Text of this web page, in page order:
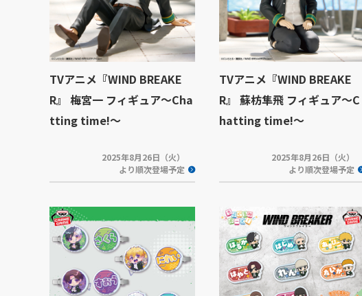
TVアニメ『WIND BREAKE
R』 梅宮一 フィギュア～Cha
tting time!～
2025年8月26日（火）
より順次登場予定
TVアニメ『WIND BREAKE
R』 蘇枋隼飛 フィギュア～C
hatting time!～
2025年8月26日（火）
より順次登場予定